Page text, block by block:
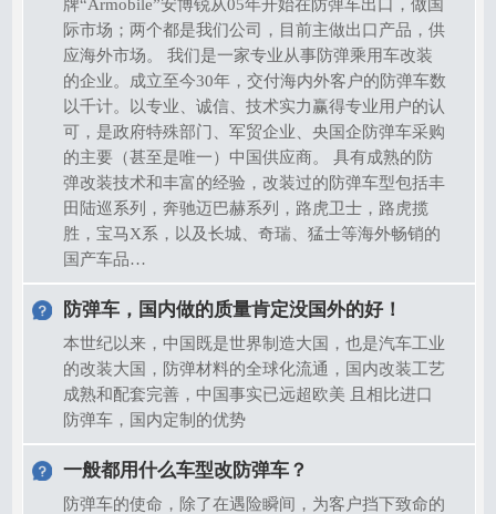
际市场；两个都是我们公司，目前主做出口产品，供
应海外市场。 我们是一家专业从事防弹乘用车改装
的企业。成立至今30年，交付海内外客户的防弹车数
以千计。以专业、诚信、技术实力赢得专业用户的认
可，是政府特殊部门、军贸企业、央国企防弹车采购
的主要（甚至是唯一）中国供应商。 具有成熟的防
弹改装技术和丰富的经验，改装过的防弹车型包括丰
田陆巡系列，奔驰迈巴赫系列，路虎卫士，路虎揽
胜，宝马X系，以及长城、奇瑞、猛士等海外畅销的
国产车品…
防弹车，国内做的质量肯定没国外的好！
本世纪以来，中国既是世界制造大国，也是汽车工业
的改装大国，防弹材料的全球化流通，国内改装工艺
成熟和配套完善，中国事实已远超欧美 且相比进口
防弹车，国内定制的优势
一般都用什么车型改防弹车？
防弹车的使命，除了在遇险瞬间，为客户挡下致命的